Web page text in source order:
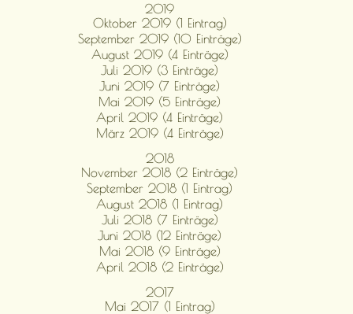
2019
Oktober 2019 (1 Eintrag)
September 2019 (10 Einträge)
August 2019 (4 Einträge)
Juli 2019 (3 Einträge)
Juni 2019 (7 Einträge)
Mai 2019 (5 Einträge)
April 2019 (4 Einträge)
März 2019 (4 Einträge)
2018
November 2018 (2 Einträge)
September 2018 (1 Eintrag)
August 2018 (1 Eintrag)
Juli 2018 (7 Einträge)
Juni 2018 (12 Einträge)
Mai 2018 (9 Einträge)
April 2018 (2 Einträge)
2017
Mai 2017 (1 Eintrag)